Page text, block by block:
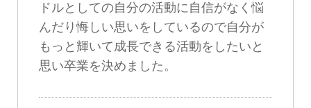
ドルとしての自分の活動に自信がなく悩
んだり悔しい思いをしているので自分が
もっと輝いて成長できる活動をしたいと
思い卒業を決めました。